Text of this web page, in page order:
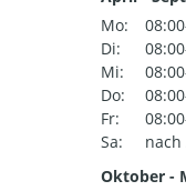
Mo:
Di:
Mi:
Do:
Fr:
Sa:
nach
Oktober -